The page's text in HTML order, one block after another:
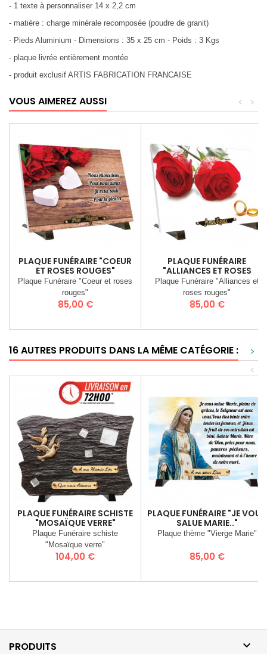
- 1 texte à personnaliser 14 x 2,2 cm
- matière : charge minérale recomposée (poudre de granit)
- Pieds Aluminium - Dimensions : 35 x 25 cm - Poids : 3 Kgs
- plaque livrée entièrement montée
- produit exclusif ARTIS FABRICATION FRANCAISE
VOUS AIMEREZ AUSSI >
<
PLAQUE FUNÉRAIRE "COEUR
ET ROSES ROUGES"
Plaque Funéraire "Coeur et roses
rouges"
Prix
85,00 €
PLAQUE FUNÉRAIRE
"ALLIANCES ET ROSES
ROUGES"
Plaque Funéraire "Alliances et
roses rouges"
Prix
85,00 €
16 AUTRES PRODUITS DANS LA MÊME CATÉGORIE :
>
<
PLAQUE FUNÉRAIRE SCHISTE
"MOSAÏQUE VERRE"
Plaque Funéraire schiste
"Mosaïque verre"
Prix
104,00 €
PLAQUE FUNÉRAIRE "JE VOUS
SALUE MARIE.."
Plaque thème "Vierge Marie"
Prix
85,00 €
PRODUITS 